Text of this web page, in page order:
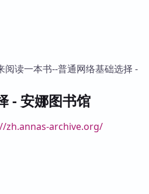
- 安娜图书馆
zh.annas-archive.org/